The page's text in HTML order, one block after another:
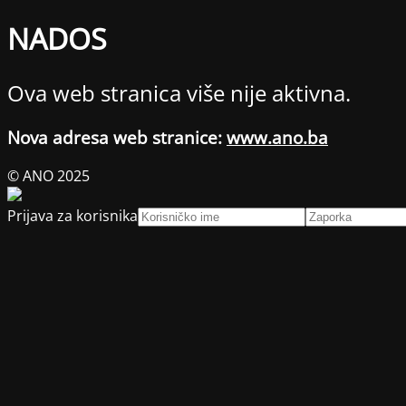
NADOS
Ova web stranica više nije aktivna.
Nova adresa web stranice: www.ano.ba
© ANO 2025
Prijava za korisnika